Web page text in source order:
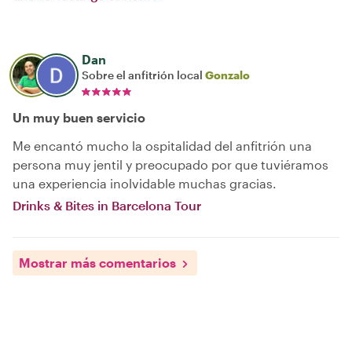
Dan
Sobre el anfitrión local Gonzalo
Un muy buen servicio
Me encantó mucho la ospitalidad del anfitrión una
persona muy jentil y preocupado por que tuviéramos
una experiencia inolvidable muchas gracias.
Drinks & Bites in Barcelona Tour
Mostrar más comentarios